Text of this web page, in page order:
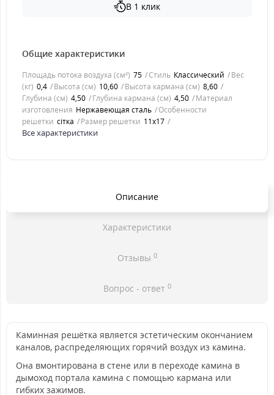
В 1 клик
Общие характеристики
Площадь потока воздуха (см²) 75 Стиль Классический
Вес
(кг) 0,4 Высота (см) 10,60 Высота кармана (см) 8,60
Глубина (см) 4,50 Глубина кармана (см) 4,50
Материал
изготовления Нержавеющая сталь
Особенности
решетки сітка Размер решетки 11x17
Все характеристики
Описание
Характеристики
Отзывы 0
Вопрос - ответ 0
Каминная решётка является эстетическим окончанием
каналов, распределяющих горячий воздух из камина.
Она вмонтирована в стене или в переходе камина в
дымоход портала камина с помощью кармана или
гибких зажимов.